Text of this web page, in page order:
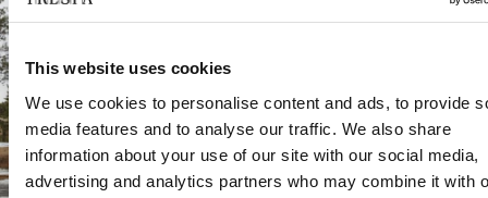
This website uses cookies
We use cookies to personalise content and ads, to provide
media features and to analyse our traffic. We also share
information about your use of our site with our social media,
advertising and analytics partners who may combine it with